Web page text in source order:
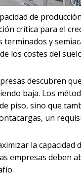
de
crítica para el
y
los costes del
descubren
baja. Los
piso, sino que
un
la
empresas deben